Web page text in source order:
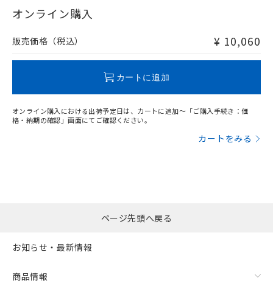
漏れ電流特性
在庫等で未対応品が混在する可能性があります。
問い合わせください。
オンライン購入
販売価格（税込） ¥ 10,060
カートに追加
オンライン購入における出荷予定日は、カートに追加～「ご購入手続き：価
格・納期の確認」画面にてご確認ください。
カートをみる
ページ先頭へ戻る
お知らせ・最新情報
商品情報